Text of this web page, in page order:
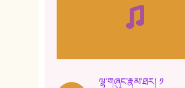
10. ཆང་གཞས། ༣
ལྷ་གཞུང་རྣམ་ཐར། ༡